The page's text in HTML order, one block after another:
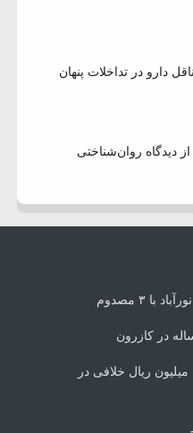
دارو در تداخلات پنهان
دیدگاه روان‌شناختی
توقیف خودروی ام‌وی‌ام X33 با ۱۳۰ میلیون ریال خلافی در